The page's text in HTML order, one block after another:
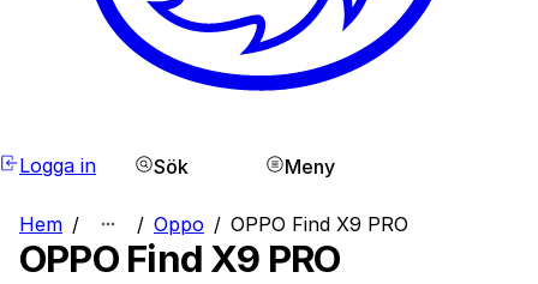
Logga in Sök Meny
Hem / / Oppo / OPPO Find X9 PRO
OPPO Find X9 PRO